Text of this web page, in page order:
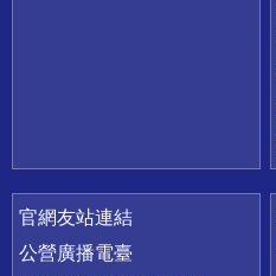
官網友站連結
公營廣播電臺